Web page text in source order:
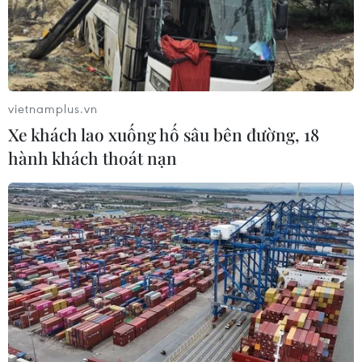
Vaccine BioNTech hiệu quả với biến thể
được phát hiện tại Ấn Độ
28/04/2021 11:19
vietnamplus.vn
Xe khách lao xuống hố sâu bên đường, 18
hành khách thoát nạn